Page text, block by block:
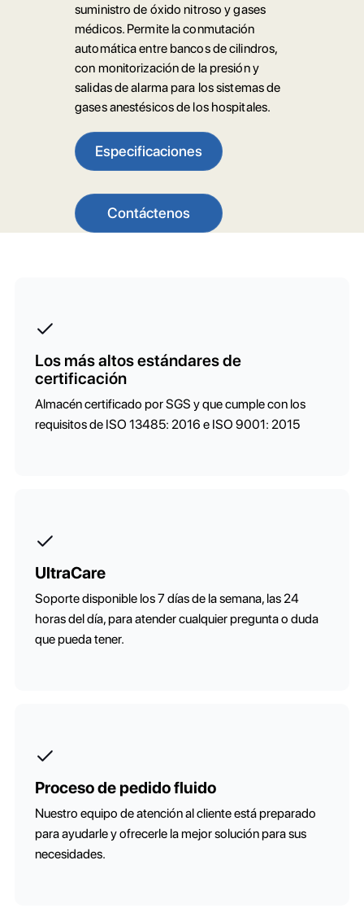
suministro de óxido nitroso y gases
médicos. Permite la conmutación
automática entre bancos de cilindros,
con monitorización de la presión y
salidas de alarma para los sistemas de
gases anestésicos de los hospitales.
Especificaciones
Contáctenos
Los más altos estándares de
certificación
Almacén certificado por SGS y que cumple con los
requisitos de ISO 13485: 2016 e ISO 9001: 2015
UltraCare
Soporte disponible los 7 días de la semana, las 24
horas del día, para atender cualquier pregunta o duda
que pueda tener.
Proceso de pedido fluido
Nuestro equipo de atención al cliente está preparado
para ayudarle y ofrecerle la mejor solución para sus
necesidades.